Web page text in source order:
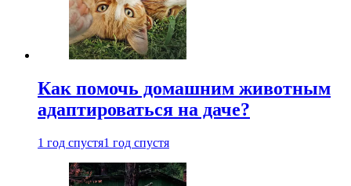
Как помочь домашним животным
адаптироваться на даче?
1 год спустя1 год спустя